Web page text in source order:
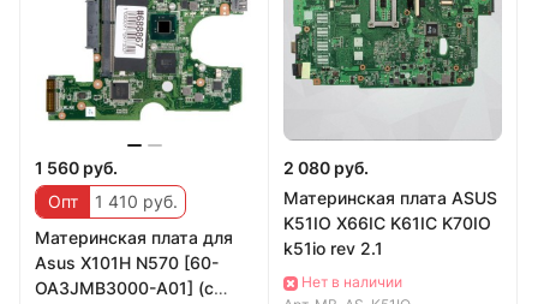
1 560 руб.
Опт
1 410 руб.
Материнская плата для
Asus X101H N570 [60-
OA3JMB3000-A01] (с
2 080 руб.
Материнская плата ASUS
K51IO X66IC K61IC K70IO
k51io rev 2.1
Нет в наличии